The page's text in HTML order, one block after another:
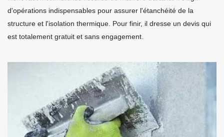
d'opérations indispensables pour assurer l'étanchéité de la
structure et l'isolation thermique. Pour finir, il dresse un devis qui
est totalement gratuit et sans engagement.